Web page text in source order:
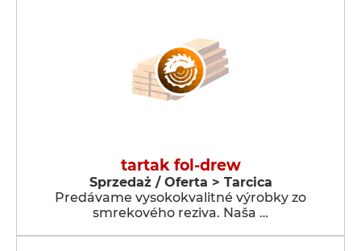
tartak fol-drew
Sprzedaż / Oferta > Tarcica
Predávame vysokokvalitné výrobky zo
smrekového reziva. Naša …